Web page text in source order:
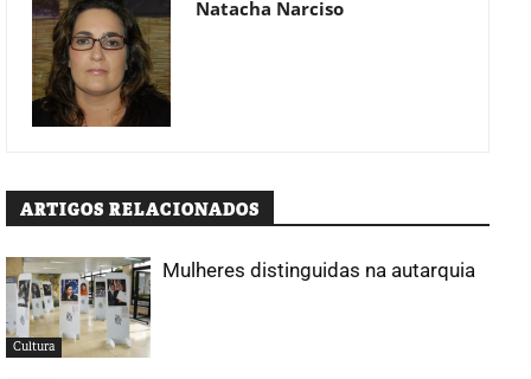
Natacha Narciso
ARTIGOS RELACIONADOS
Cultura
Mulheres distinguidas na autarquia